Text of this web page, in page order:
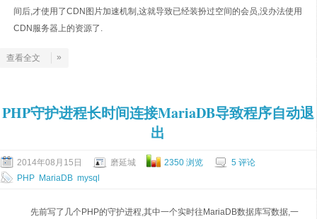
间后,才使用了CDN图片加速机制,这就导致已经装扮过空间的会员,没办法使用
CDN服务器上的资源了.
查看全文 »
PHP守护进程长时间连接MariaDB导致程序自动退
出
2014年08月15日 磨延城 2350 浏览
5 评论
PHP MariaDB mysql
先前写了几个PHP的守护进程,其中一个实时往MariaDB数据库写数据,一